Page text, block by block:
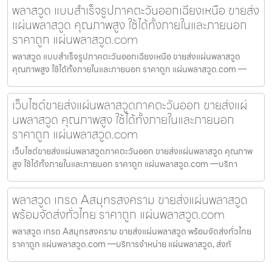
พลาสวูด แบบสำเร็จรูปภาคตะวันออกเฉียงเหนือ ขายส่ง
แผ่นพลาสวูด คุณภาพสูง ใช้ได้ทั้งภายในและภายนอก
ราคาถูก แผ่นพลาสวูด.com
พลาสวูด แบบสำเร็จรูปภาคตะวันออกเฉียงเหนือ ขายส่งแผ่นพลาสวูด
คุณภาพสูง ใช้ได้ทั้งภายในและภายนอก ราคาถูก แผ่นพลาสวูด.com —
เว็บไซต์ขายส่งแผ่นพลาสวูดภาคตะวันออก ขายส่งแผ่
นพลาสวูด คุณภาพสูง ใช้ได้ทั้งภายในและภายนอก
ราคาถูก แผ่นพลาสวูด.com
เว็บไซต์ขายส่งแผ่นพลาสวูดภาคตะวันออก ขายส่งแผ่นพลาสวูด คุณภาพ
สูง ใช้ได้ทั้งภายในและภายนอก ราคาถูก แผ่นพลาสวูด.com —บริกา
พลาสวูด เกรด Aสมุทรสงคราม ขายส่งแผ่นพลาสวูด
พร้อมจัดส่งทั่วไทย ราคาถูก แผ่นพลาสวูด.com
พลาสวูด เกรด Aสมุทรสงคราม ขายส่งแผ่นพลาสวูด พร้อมจัดส่งทั่วไทย
ราคาถูก แผ่นพลาสวูด.com —บริการจำหน่าย แผ่นพลาสวูด, ส่งทั